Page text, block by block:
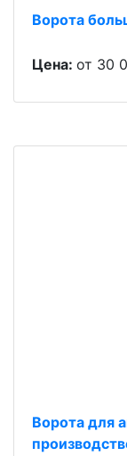
Ворота
Цена: от 30
Ворота для